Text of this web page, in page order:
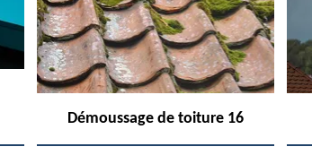
Démoussage de toiture 16